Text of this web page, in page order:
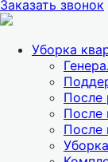
Заказать звонок
Уборка
После
После
После